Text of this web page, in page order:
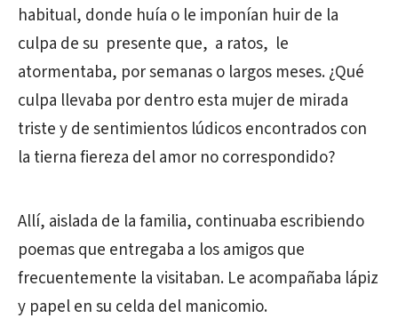
habitual, donde huía o le imponían huir de la
culpa de su presente que, a ratos, le
atormentaba, por semanas o largos meses. ¿Qué
culpa llevaba por dentro esta mujer de mirada
triste y de sentimientos lúdicos encontrados con
la tierna fiereza del amor no correspondido?
Allí, aislada de la familia, continuaba escribiendo
poemas que entregaba a los amigos que
frecuentemente la visitaban. Le acompañaba lápiz
y papel en su celda del manicomio.